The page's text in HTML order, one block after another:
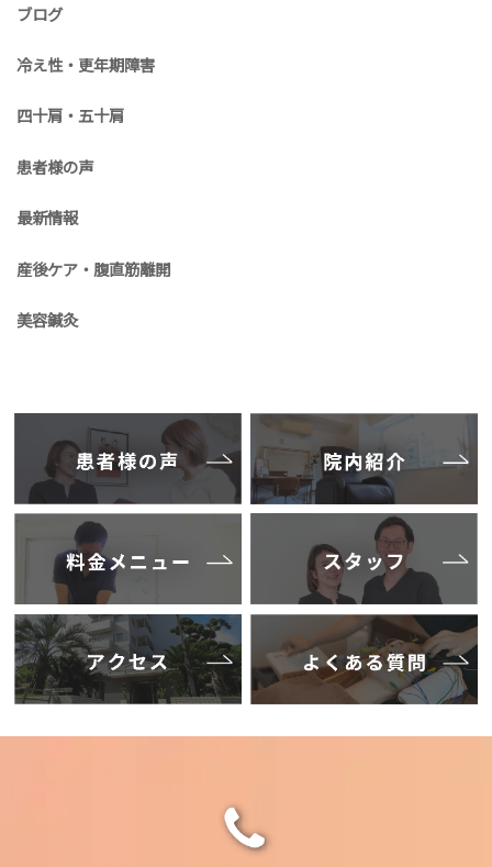
ブログ
冷え性・更年期障害
四十肩・五十肩
患者様の声
最新情報
産後ケア・腹直筋離開
美容鍼灸